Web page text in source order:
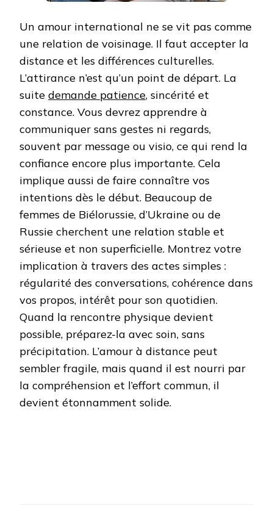
Un amour international ne se vit pas comme
une relation de voisinage. Il faut accepter la
distance et les différences culturelles.
L’attirance n’est qu’un point de départ. La
suite demande patience, sincérité et
constance. Vous devrez apprendre à
communiquer sans gestes ni regards,
souvent par message ou visio, ce qui rend la
confiance encore plus importante. Cela
implique aussi de faire connaître vos
intentions dès le début. Beaucoup de
femmes de Biélorussie, d’Ukraine ou de
Russie cherchent une relation stable et
sérieuse et non superficielle. Montrez votre
implication à travers des actes simples :
régularité des conversations, cohérence dans
vos propos, intérêt pour son quotidien.
Quand la rencontre physique devient
possible, préparez-la avec soin, sans
précipitation. L’amour à distance peut
sembler fragile, mais quand il est nourri par
la compréhension et l’effort commun, il
devient étonnamment solide.